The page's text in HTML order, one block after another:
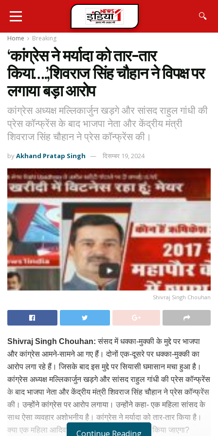
🔍
Home Breaking
‘कांग्रेस ने मर्यादा को तार-तार
किया….’,शिवराज सिंह चौहान ने विपक्ष पर
लगाया बड़ा आरोप
कांग्रेस अध्यक्ष मल्लिकार्जुन खड़गे और सांसद राहुल गांधी की
प्रेस कॉन्फ्रेंस के बाद भाजपा नेता और केंद्रीय मंत्री
शिवराज सिंह चौहान ने प्रेस कॉन्फ्रेंस की।
byAkhand Pratap Singh दिसम्बर 19, 2024
Shivraj Singh Chouhan
Shivraj Singh Chouhan: संसद में धक्का-मुक्की के मुद्दे पर भाजपा
और कांग्रेस आमने-सामने आ गए हैं। दोनों एक-दूसरे पर धक्का-मुक्की का
आरोप लगा रहे हैं। जिसके बाद इस मुद्दे पर सियासी घमासान मचा हुआ है।
कांग्रेस अध्यक्ष मल्लिकार्जुन खड़गे और सांसद राहुल गांधी की प्रेस कॉन्फ्रेंस
के बाद भाजपा नेता और केंद्रीय मंत्री शिवराज सिंह चौहान ने प्रेस कॉन्फ्रेंस
की। उन्होंने कांग्रेस पर आरोप लगाया। उन्होंने कहा- एक महिला सांसद के
साथ ऐसा व्यवहार अशोभनीय है। कांग्रेस ने मर्यादा को तार-तार किया है।
क्या एक महिला आदिवासी सांसद के साथ ऐसा व्यवहार किया जाएगा?
Continue Reading